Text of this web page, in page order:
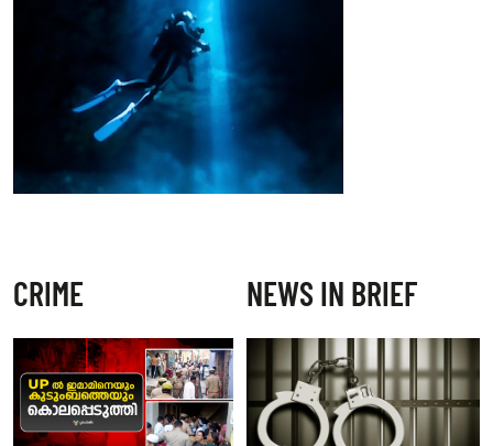
CRIME NEWS IN BRIEF